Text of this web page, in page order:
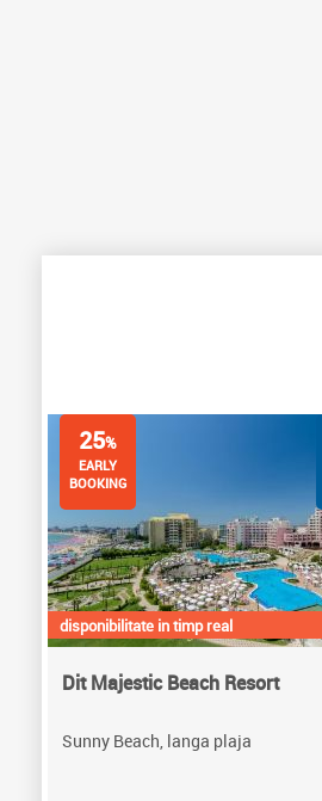
disponibilitate in timp real
Dit Majestic Beach Resort
Sunny Beach, langa plaja
25%
EARLY
BOOKING